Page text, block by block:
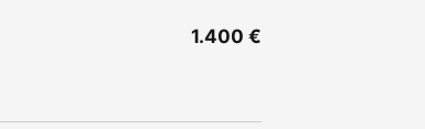
1.400 €